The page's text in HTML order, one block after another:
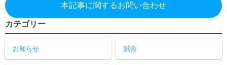
本記事に関するお問い合わせ
カテゴリー
お知らせ 試合